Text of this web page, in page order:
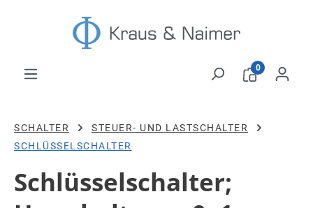
Zum Hauptinhalt springen
0
SCHALTER
STEUER- UND LASTSCHALTER
SCHLÜSSELSCHALTER
Schlüsselschalter;